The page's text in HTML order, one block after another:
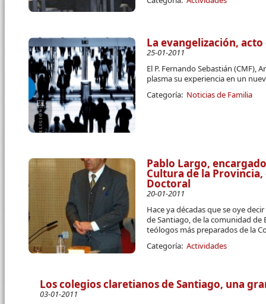
La evangelización,
25-01-2011
El P. Fernando Sebastián (CMF),
plasma su experiencia en un
Categoría: Noticias de Familia
Pablo Largo,
Cultura de la
Doctoral
20-01-2011
Hace ya décadas que se oye
de Santiago, de la comunidad de
teólogos más preparados de la
Categoría: Actividades
Los colegios claretianos de Santiago, una
03-01-2011